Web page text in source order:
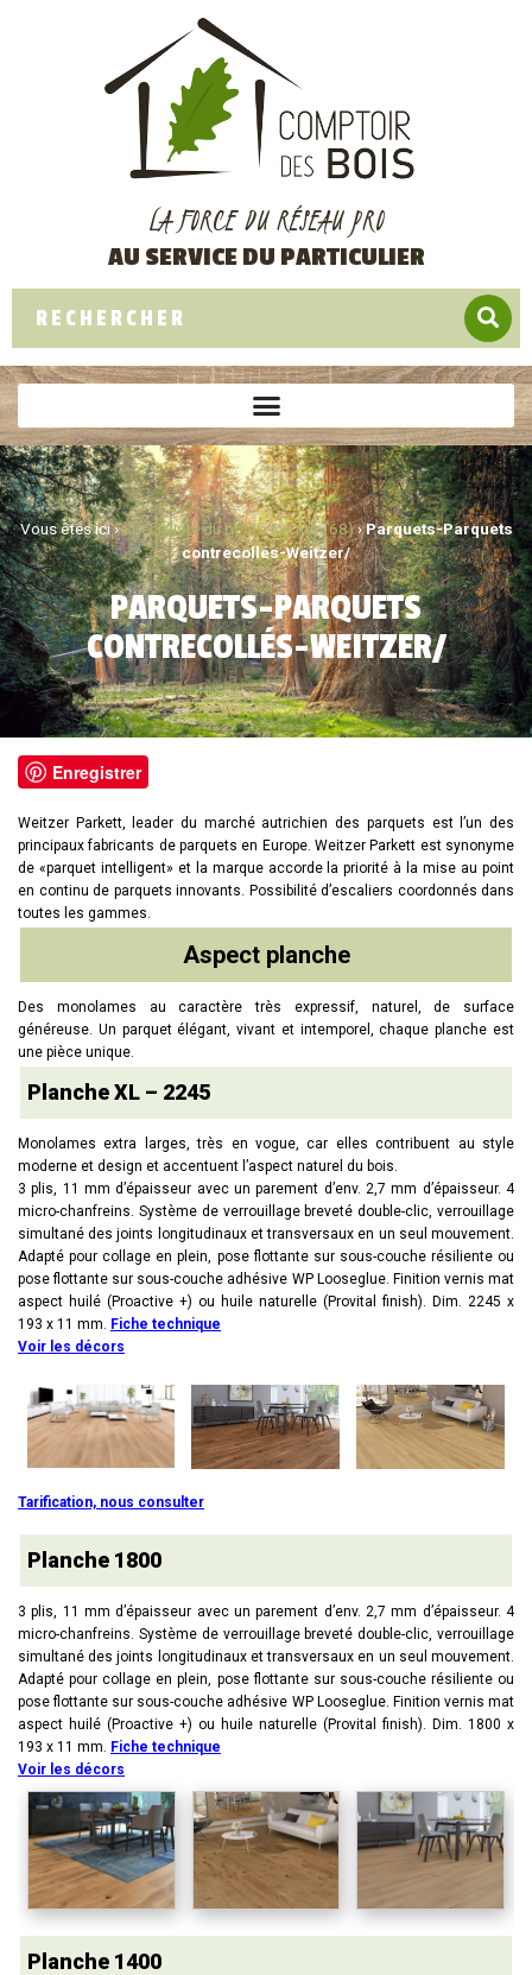
LA FORCE DU RÉSEAU PRO
AU SERVICE DU PARTICULIER
Vous êtes ici ›Spécialiste du bois à Cernay (68)›Parquets-Parquets
contrecollés-Weitzer/
PARQUETS-PARQUETS
CONTRECOLLÉS-WEITZER/
Enregistrer
Weitzer Parkett, leader du marché autrichien des parquets est l’un des
principaux fabricants de parquets en Europe. Weitzer Parkett est synonyme
de «parquet intelligent» et la marque accorde la priorité à la mise au point
en continu de parquets innovants. Possibilité d’escaliers coordonnés dans
toutes les gammes.
Aspect planche
Des monolames au caractère très expressif, naturel, de surface
généreuse. Un parquet élégant, vivant et intemporel, chaque planche est
une pièce unique.
Planche XL – 2245
Monolames extra larges, très en vogue, car elles contribuent au style
moderne et design et accentuent l’aspect naturel du bois.
3 plis, 11 mm d’épaisseur avec un parement d’env. 2,7 mm d’épaisseur. 4
micro-chanfreins. Système de verrouillage breveté double-clic, verrouillage
simultané des joints longitudinaux et transversaux en un seul mouvement.
Adapté pour collage en plein, pose flottante sur sous-couche résiliente ou
pose flottante sur sous-couche adhésive WP Looseglue. Finition vernis mat
aspect huilé (Proactive +) ou huile naturelle (Provital finish). Dim. 2245 x
193 x 11 mm. Fiche technique
Voir les décors
Tarification, nous consulter
Planche 1800
3 plis, 11 mm d’épaisseur avec un parement d’env. 2,7 mm d’épaisseur. 4
micro-chanfreins. Système de verrouillage breveté double-clic, verrouillage
simultané des joints longitudinaux et transversaux en un seul mouvement.
Adapté pour collage en plein, pose flottante sur sous-couche résiliente ou
pose flottante sur sous-couche adhésive WP Looseglue. Finition vernis mat
aspect huilé (Proactive +) ou huile naturelle (Provital finish). Dim. 1800 x
193 x 11 mm. Fiche technique
Voir les décors
Planche 1400